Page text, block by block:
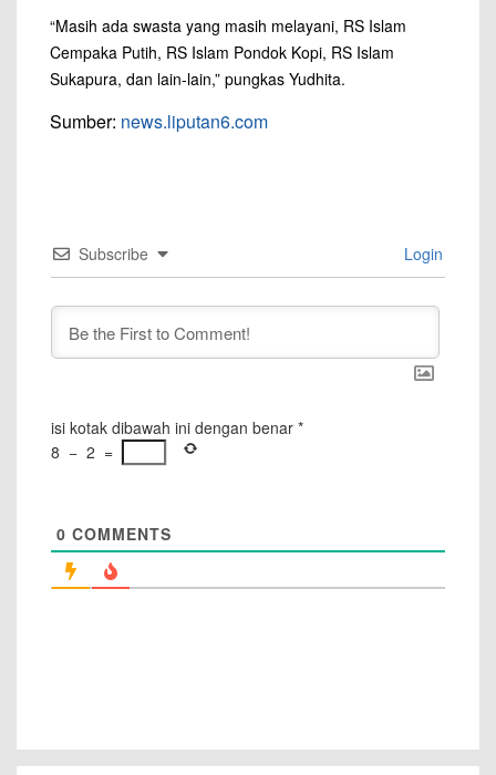
“Masih ada swasta yang masih melayani, RS Islam
Cempaka Putih, RS Islam Pondok Kopi, RS Islam
Sukapura, dan lain-lain,” pungkas Yudhita.
Sumber: news.liputan6.com
Subscribe Login
isi kotak dibawah ini dengan benar *
8 − 2 =
0 COMMENTS